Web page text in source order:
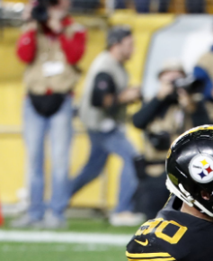
NFL – Power Rankings
Pronostics et paris NFL
Super Bowl LIX
Histoire et Légendes